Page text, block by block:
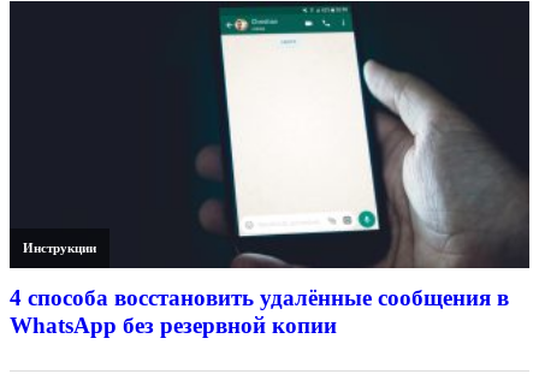
Инструкции
4 способа восстановить удалённые сообщения в
WhatsApp без резервной копии